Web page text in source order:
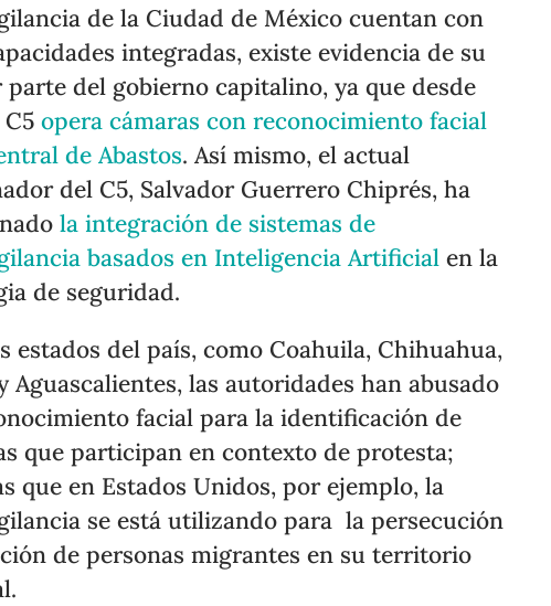
de la Ciudad de México cuentan con
integradas, existe evidencia de su
parte del gobierno capitalino, ya que desde
C5opera cámaras con reconocimiento facial
de Abastos. Así mismo, el actual
del C5, Salvador Guerrero Chiprés, ha
la integración de sistemas de
basados en Inteligencia Artificial en la
de seguridad.
estados del país, como Coahuila, Chihuahua,
Aguascalientes, las autoridades han abusado
facial para la identificación de
que participan en contexto de protesta;
que en Estados Unidos, por ejemplo, la
se está utilizando para la persecución
de personas migrantes en su territorio